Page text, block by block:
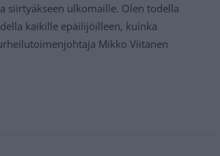
siirtyäkseen ulkomaille. Olen todella
kaikille epäilijöilleen, kuinka
Mikko Viitanen